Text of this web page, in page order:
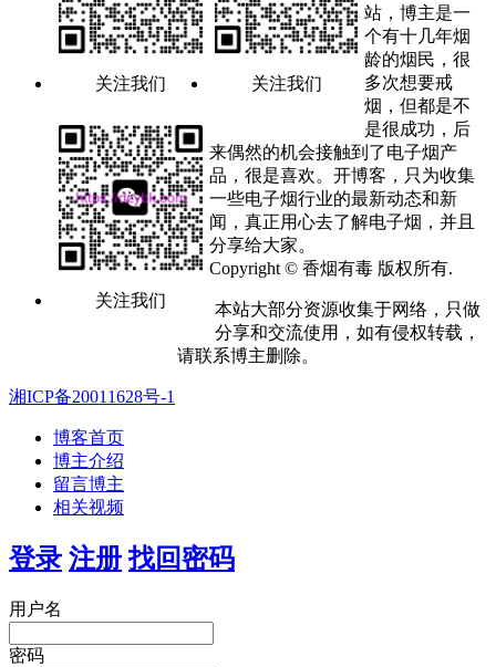
关注我们 关注我们
关注我们
站，博主是一
个有十几年烟
龄的烟民，很
多次想要戒
烟，但都是不
是很成功，后
来偶然的机会接触到了电子烟产
品，很是喜欢。开博客，只为收集
一些电子烟行业的最新动态和新
闻，真正用心去了解电子烟，并且
分享给大家。
Copyright © 香烟有毒 版权所有.
本站大部分资源收集于网络，只做
分享和交流使用，如有侵权转载，
请联系博主删除。
湘ICP备20011628号-1
博客首页
博主介绍
留言博主
相关视频
登录 注册 找回密码
用户名
密码